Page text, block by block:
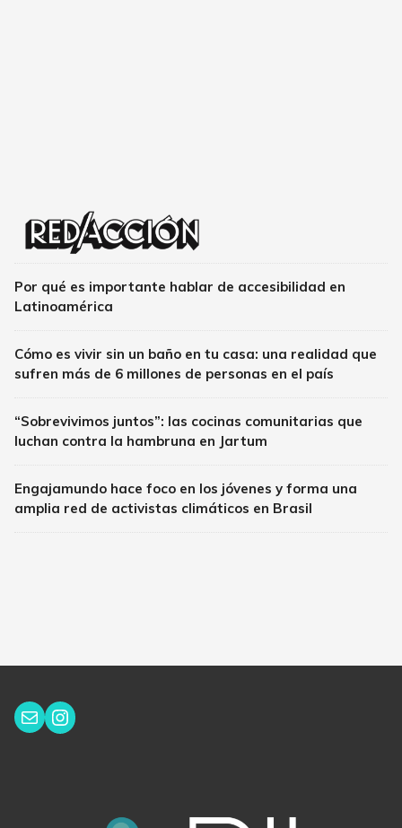
Por qué es importante hablar de accesibilidad en
Latinoamérica
Cómo es vivir sin un baño en tu casa: una realidad que
sufren más de 6 millones de personas en el país
“Sobrevivimos juntos”: las cocinas comunitarias que
luchan contra la hambruna en Jartum
Engajamundo hace foco en los jóvenes y forma una
amplia red de activistas climáticos en Brasil
Correo electrónico
Instagram